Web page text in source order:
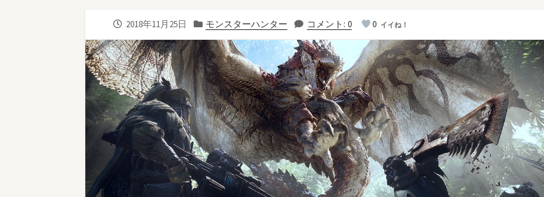
公
日
2018年11月25日
カ
ゴ
リ
ー
モンスターハンター コメント: 0 0 イイね！